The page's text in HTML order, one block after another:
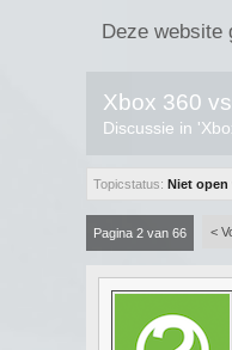
Deze website
Xbox 360
Discussie in '
Topicstatus: Niet open
Pagina 2 van 66 <